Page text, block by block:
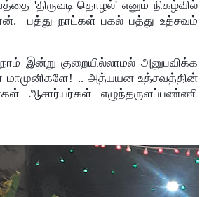
'திருவடி தொழல்' எனும் நிகழ்வில்
பத்து நாட்கள் பகல் பத்து உத்சவம்
இன்று குறையில்லாமல் அனுபவிக்க
.. அத்யயன உத்சவத்தின்
ஆசார்யர்கள் எழுந்தருளப்பண்ணி